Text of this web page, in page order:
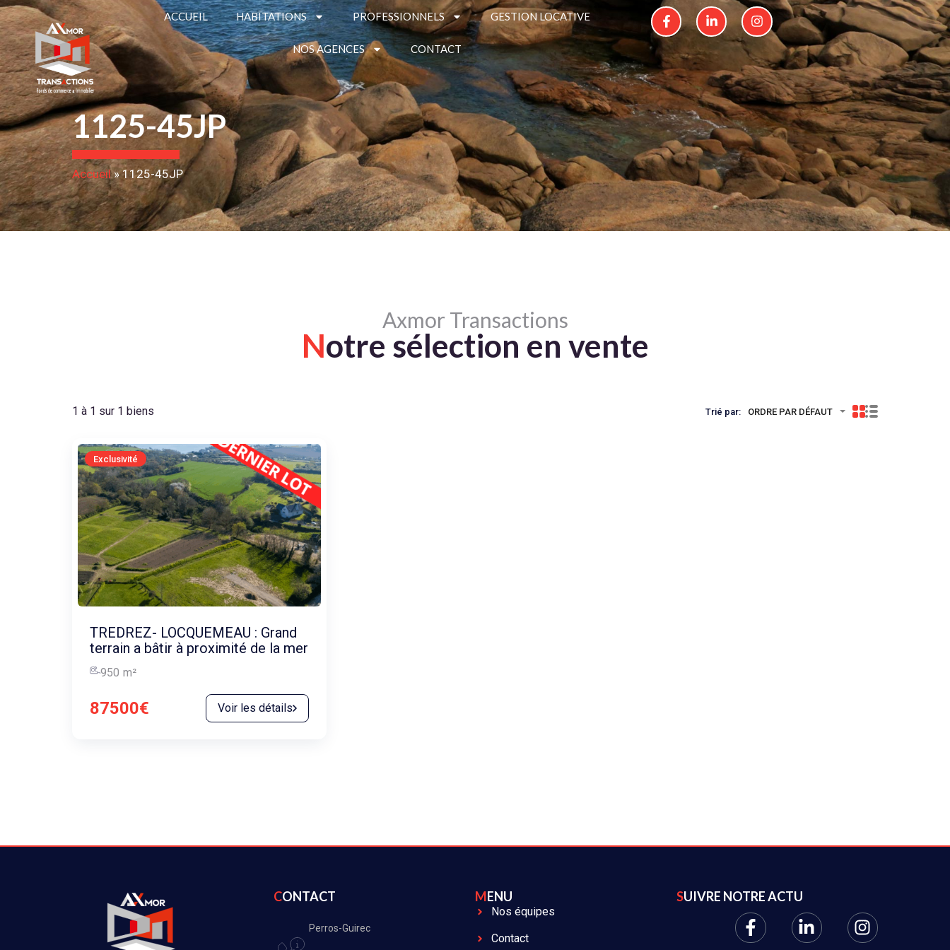
ACCUEIL HABITATIONS PROFESSIONNELS GESTION LOCATIVE
NOS AGENCES CONTACT
1125-45JP
Accueil»1125-45JP
Axmor Transactions
Notre sélection en vente
1 à 1 sur 1 biens Trié par: ORDRE PAR DÉFAUT
Exclusivité
TREDREZ- LOCQUEMEAU : Grand
terrain a bâtir à proximité de la mer
950 m²
87500€ Voir les détails
CONTACT
Perros-Guirec
MENU
Nos équipes
Contact
SUIVRE NOTRE ACTU